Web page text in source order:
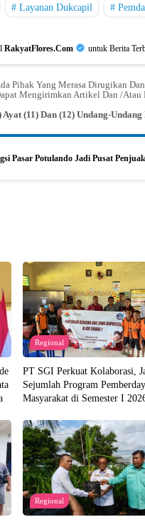
Layanan Dukcapil
RakyatFlores.Com untuk Berita
Pihak Yang Merasa Dirugikan
Mengirimkan Artikel Dan /
Ayat (11) Dan (12) Undang-
Pasar Potulando Jadi Pusat
Regional
PT SGI Perkuat Kolaborasi,
Sejumlah Program
Masyarakat di Semester I
Regional